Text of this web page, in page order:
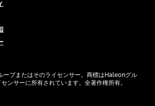
ープまたはそのライセンサー。商標はHaleonグル
ンサーに所有されています。全著作権所有。